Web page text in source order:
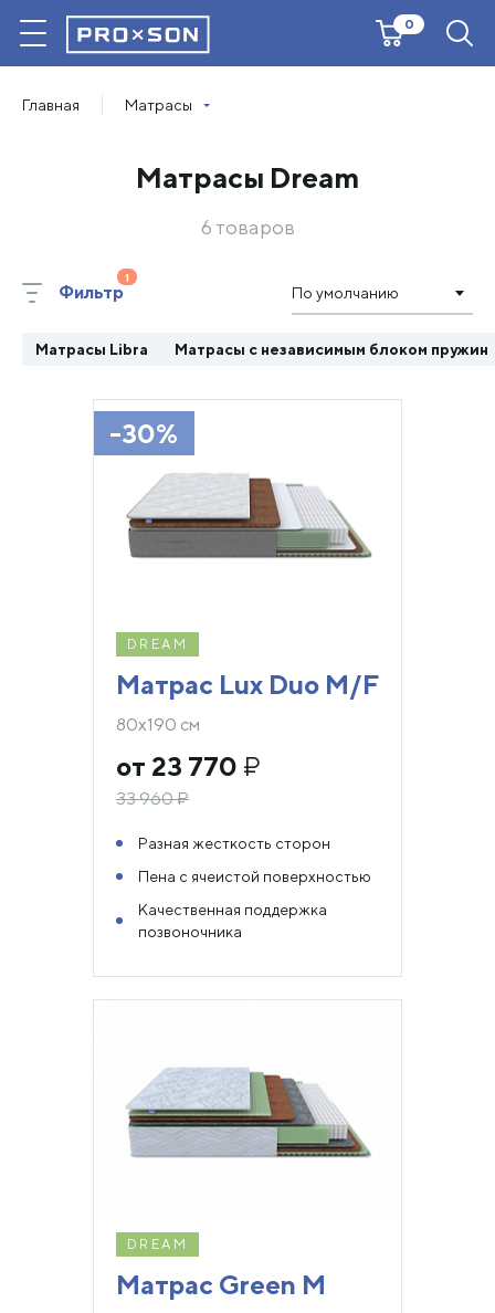
0
Главная Матрасы
Фильтр
Матрасы Dream
6 товаров
По умолчанию
Матрасы Libra Матрасы с независимым блоком пружин
-30%
DREAM
Матрас Lux Duo M/F
80х190 см
от 23 770 ₽
33 960₽
Разная жесткость сторон
Пена с ячеистой поверхностью
Качественная поддержка
позвоночника
DREAM
Матрас Green M